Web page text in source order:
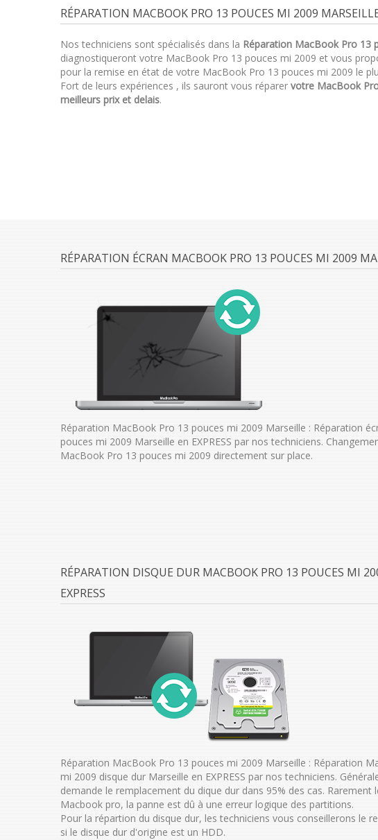
RÉPARATION MACBOOK PRO 13 POUCES MI 2009
Nos techniciens sont spécialisés dans la Réparation MacBook Pro 13
diagnostiqueront votre MacBook Pro 13 pouces mi 2009 et vous
pour la remise en état de votre MacBook Pro 13 pouces mi 2009 le
Fort de leurs expériences , ils sauront vous réparer votre MacBook
meilleurs prix et delais.
RÉPARATION ÉCRAN MACBOOK PRO 13 POUCES MI 2009
Réparation MacBook Pro 13 pouces mi 2009 Marseille : Réparation
pouces mi 2009 Marseille en EXPRESS par nos techniciens.
MacBook Pro 13 pouces mi 2009 directement sur place.
RÉPARATION DISQUE DUR MACBOOK PRO 13 POUCES MI
EXPRESS
Réparation MacBook Pro 13 pouces mi 2009 Marseille : Réparation
mi 2009 disque dur Marseille en EXPRESS par nos techniciens.
demande le remplacement du dique dur dans 95% des cas. Rarement
Macbook pro, la panne est dû à une erreur logique des partitions.
Pour la répartion du disque dur, les techniciens vous conseillerons le
si le disque dur d'origine est un HDD.